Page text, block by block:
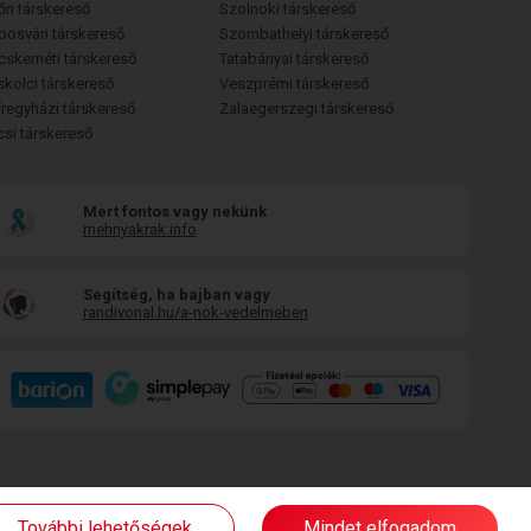
társkereső
társkereső
társkereső
társkereső
társkereső
társkereső
Szolnoki társkereső
Szombathelyi társkereső
Tatabányai társkereső
Veszprémi társkereső
Zalaegerszegi társkereső
Mert fontos vagy nekünk
mehnyakrak.info
Segítség, ha bajban vagy
randivonal.hu/a-nok-vedelmeben